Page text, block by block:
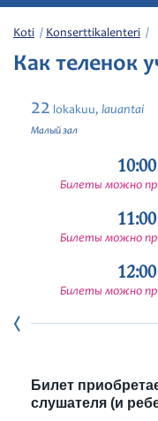
Filharmonia
Festivaalit
Koti Konserttikalenteri
Как теленок
22 lokakuu, lauantai
Малый зал
10:00
Билеты можно
11:00
Билеты можно
12:00
Билеты можно
Билет
слушателя (и